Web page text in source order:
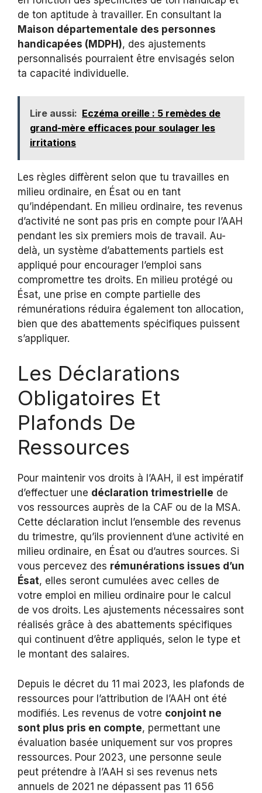
de ton aptitude à travailler. En consultant la
Maison départementale des personnes
handicapées (MDPH), des ajustements
personnalisés pourraient être envisagés selon
ta capacité individuelle.
Lire aussi: Eczéma oreille : 5 remèdes de
grand-mère efficaces pour soulager les
irritations
Les règles diffèrent selon que tu travailles en
milieu ordinaire, en Ésat ou en tant
qu’indépendant. En milieu ordinaire, tes revenus
d’activité ne sont pas pris en compte pour l’AAH
pendant les six premiers mois de travail. Au-
delà, un système d’abattements partiels est
appliqué pour encourager l’emploi sans
compromettre tes droits. En milieu protégé ou
Ésat, une prise en compte partielle des
rémunérations réduira également ton allocation,
bien que des abattements spécifiques puissent
s’appliquer.
Les Déclarations
Obligatoires Et
Plafonds De
Ressources
Pour maintenir vos droits à l’AAH, il est impératif
d’effectuer une déclaration trimestrielle de
vos ressources auprès de la CAF ou de la MSA.
Cette déclaration inclut l’ensemble des revenus
du trimestre, qu’ils proviennent d’une activité en
milieu ordinaire, en Ésat ou d’autres sources. Si
vous percevez des rémunérations issues d’un
Ésat, elles seront cumulées avec celles de
votre emploi en milieu ordinaire pour le calcul
de vos droits. Les ajustements nécessaires sont
réalisés grâce à des abattements spécifiques
qui continuent d’être appliqués, selon le type et
le montant des salaires.
Depuis le décret du 11 mai 2023, les plafonds de
ressources pour l’attribution de l’AAH ont été
modifiés. Les revenus de votre conjoint ne
sont plus pris en compte, permettant une
évaluation basée uniquement sur vos propres
ressources. Pour 2023, une personne seule
peut prétendre à l’AAH si ses revenus nets
annuels de 2021 ne dépassent pas 11 656